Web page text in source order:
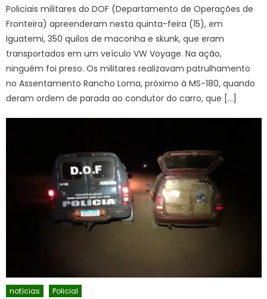
Policiais militares do DOF (Departamento de Operações de
Fronteira) apreenderam nesta quinta-feira (15), em
Iguatemi, 350 quilos de maconha e skunk, que eram
transportados em um veículo VW Voyage. Na ação,
ninguém foi preso. Os militares realizavam patrulhamento
no Assentamento Rancho Loma, próximo à MS-180, quando
deram ordem de parada ao condutor do carro, que […]
notícias Policial